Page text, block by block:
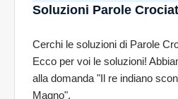
Soluzioni Parole
Cerchi le soluzioni di Parole
Ecco per voi le soluzioni!
alla domanda "Il re indiano
Magno".